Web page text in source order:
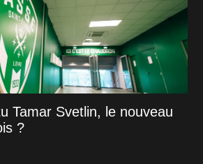
Tamar Svetlin, le nouveau
?